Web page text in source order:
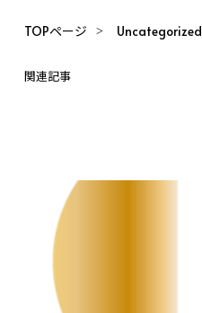
TOPページ Uncategorized
関連記事